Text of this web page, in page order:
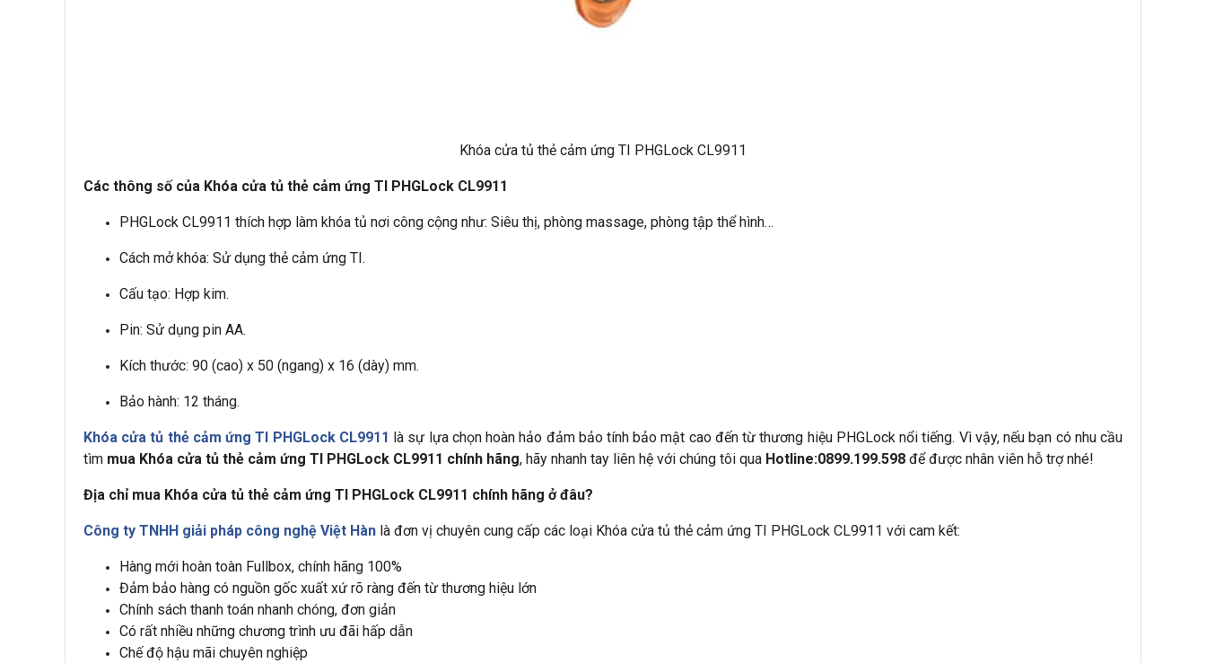
Khóa cửa tủ thẻ cảm ứng TI PHGLock CL9911
Các thông số của Khóa cửa tủ thẻ cảm ứng TI PHGLock CL9911
PHGLock CL9911 thích hợp làm khóa tủ nơi công cộng như: Siêu thị, phòng massage, phòng tập thể hình…
Cách mở khóa: Sử dụng thẻ cảm ứng TI.
Cấu tạo: Hợp kim.
Pin: Sử dụng pin AA.
Kích thước: 90 (cao) x 50 (ngang) x 16 (dày) mm.
Bảo hành: 12 tháng.
Khóa cửa tủ thẻ cảm ứng TI PHGLock CL9911 là sự lựa chọn hoàn hảo đảm bảo tính bảo mật cao đến từ thương hiệu PHGLock nổi tiếng. Vì vậy, nếu bạn có nhu cầu
tìm mua Khóa cửa tủ thẻ cảm ứng TI PHGLock CL9911 chính hãng, hãy nhanh tay liên hệ với chúng tôi qua Hotline:0899.199.598 để được nhân viên hỗ trợ nhé!
Địa chỉ mua Khóa cửa tủ thẻ cảm ứng TI PHGLock CL9911 chính hãng ở đâu?
Công ty TNHH giải pháp công nghệ Việt Hàn là đơn vị chuyên cung cấp các loại Khóa cửa tủ thẻ cảm ứng TI PHGLock CL9911 với cam kết:
Hàng mới hoàn toàn Fullbox, chính hãng 100%
Đảm bảo hàng có nguồn gốc xuất xứ rõ ràng đến từ thương hiệu lớn
Chính sách thanh toán nhanh chóng, đơn giản
Có rất nhiều những chương trình ưu đãi hấp dẫn
Chế độ hậu mãi chuyên nghiệp